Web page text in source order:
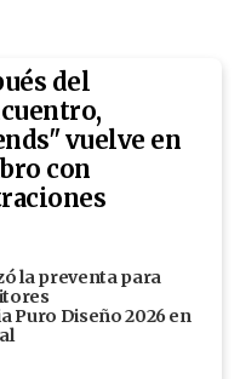
del
vuelve en
con
la preventa para
Puro Diseño 2026 en